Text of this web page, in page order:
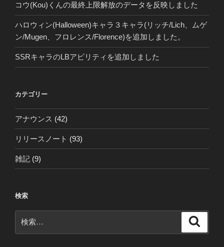
コウ(Kou)くんの最終上限解放のデータを反映しました
ハロウィン(Halloween)キャラ３キャラ(リッチ/Lich、ムゲ
ン/Mugen、フロレンス/Florence)を追加しました。
SSRキャラのLBアビリティを追加しました
カテゴリー
アナウンス (42)
リリースノート (93)
雑記 (9)
検索
索: